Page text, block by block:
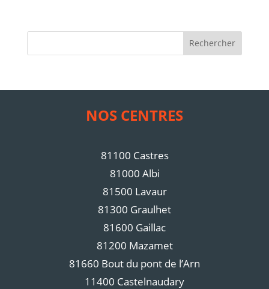
Rechercher
NOS CENTRES
81100 Castres
81000 Albi
81500 Lavaur
81300 Graulhet
81600 Gaillac
81200 Mazamet
81660 Bout du pont de l’Arn
11400 Castelnaudary